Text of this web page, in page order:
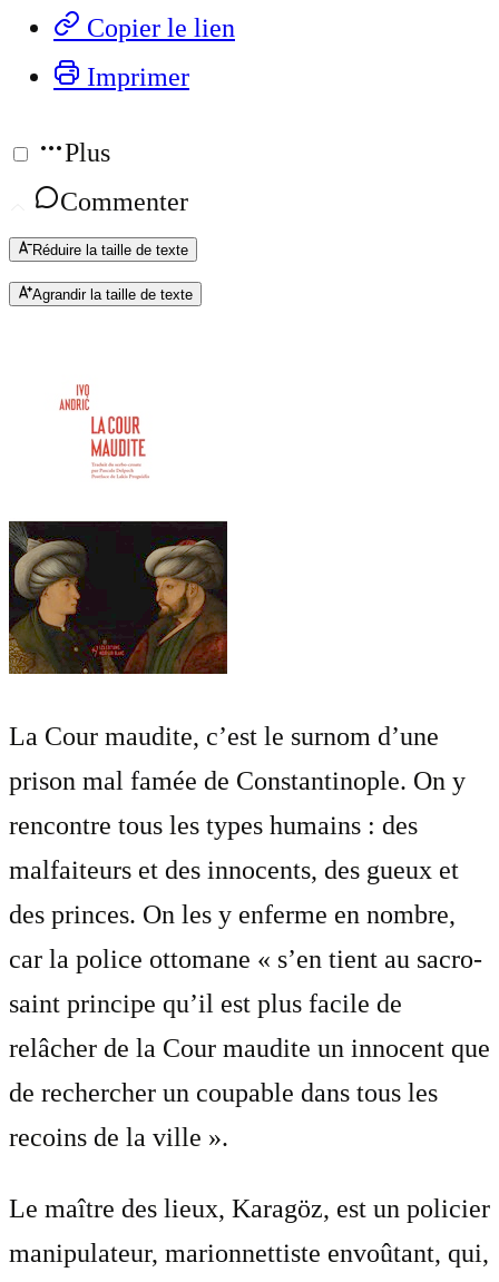
Copier le lien
Imprimer
Plus
Commenter
Réduire la taille de texte
Agrandir la taille de texte
La Cour maudite, c’est le surnom d’une
prison mal famée de Constantinople. On y
rencontre tous les types humains : des
malfaiteurs et des innocents, des gueux et
des princes. On les y enferme en nombre,
car la police ottomane « s’en tient au sacro-
saint principe qu’il est plus facile de
relâcher de la Cour maudite un innocent que
de rechercher un coupable dans tous les
recoins de la ville ».
Le maître des lieux, Karagöz, est un policier
manipulateur, marionnettiste envoûtant, qui,